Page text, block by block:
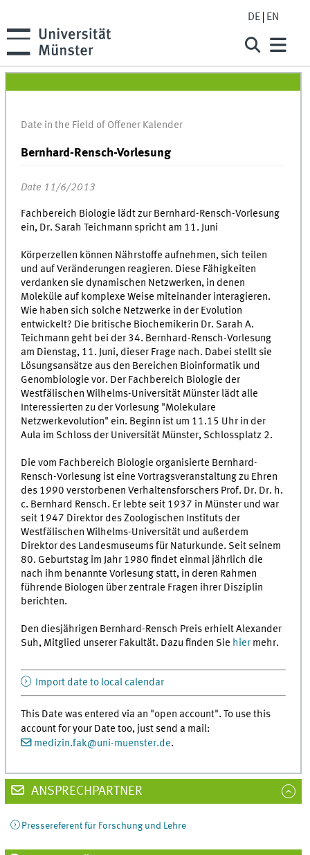
DE EN
Date in the Field of Offener Kalender
Bernhard-Rensch-Vorlesung
Date 11/6/2013
Fachbereich Biologie lädt zur Bernhard-Rensch-Vorlesung
ein, Dr. Sarah Teichmann spricht am 11. Juni
Körperzellen können Nährstoffe aufnehmen, sich teilen
und auf Veränderungen reagieren. Diese Fähigkeiten
verdanken sie dynamischen Netzwerken, in denen
Moleküle auf komplexe Weise miteinander interagieren.
Wie haben sich solche Netzwerke in der Evolution
entwickelt? Die britische Biochemikerin Dr. Sarah A.
Teichmann geht bei der 34. Bernhard-Rensch-Vorlesung
am Dienstag, 11. Juni, dieser Frage nach. Dabei stellt sie
Lösungsansätze aus den Bereichen Bioinformatik und
Genombiologie vor. Der Fachbereich Biologie der
Westfälischen Wilhelms-Universität Münster lädt alle
Interessierten zu der Vorlesung "Molekulare
Netzwerkevolution" ein. Beginn ist um 11.15 Uhr in der
Aula im Schloss der Universität Münster, Schlossplatz 2.
Die vom Fachbereich Biologie organisierte Bernhard-
Rensch-Vorlesung ist eine Vortragsveranstaltung zu Ehren
des 1990 verstorbenen Verhaltensforschers Prof. Dr. Dr. h.
c. Bernhard Rensch. Er lebte seit 1937 in Münster und war
seit 1947 Direktor des Zoologischen Instituts der
Westfälischen Wilhelms-Universität und außerdem
Direktor des Landesmuseums für Naturkunde. Seit seinem
80. Geburtstag im Jahr 1980 findet einmal jährlich die
nach ihm benannte Vorlesung statt, in deren Rahmen
führende Biologen über zentrale Fragen ihrer Disziplin
berichten.
Den diesjährigen Bernhard-Rensch Preis erhielt Alexander
Suh, Mitglied unserer Fakultät. Dazu finden Sie hier mehr.
Import date to local calendar
This Date was entered via an "open account". To use this
account for your Date too, just send a mail:
medizin.fak@uni-muenster.de.
ANSPRECHPARTNER
Pressereferent für Forschung und Lehre